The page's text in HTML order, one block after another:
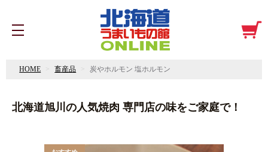
HOME 畜産品 炭やホルモン 塩ホルモン
北海道旭川の人気焼肉 専門店の味をご家庭で！